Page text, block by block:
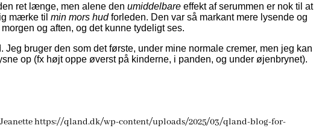
ret længe, men alene den umiddelbare effekt af serummen er nok til at
mærke til min mors hudforleden. Den var så markant mere lysende og
og aften, og det kunne tydeligt ses.
Jeg bruger den som det første, under mine normale cremer, men jeg kan
op (fx højt oppe øverst på kinderne, i panden, og under øjenbrynet).
Jeanettehttps://qland.dk/wp-content/uploads/2025/03/qland-blog-for-